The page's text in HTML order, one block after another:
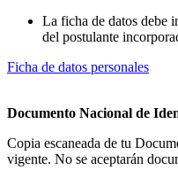
La ficha de datos debe
del postulante
Ficha de datos personales
Documento Nacional de
Copia escaneada de tu
vigente. No se aceptarán